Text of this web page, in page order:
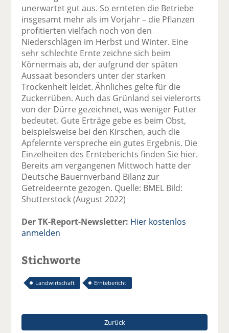
unerwartet gut aus. So ernteten die Betriebe
insgesamt mehr als im Vorjahr – die Pflanzen
profitierten vielfach noch von den
Niederschlägen im Herbst und Winter. Eine
sehr schlechte Ernte zeichne sich beim
Körnermais ab, der aufgrund der späten
Aussaat besonders unter der starken
Trockenheit leidet. Ähnliches gelte für die
Zuckerrüben. Auch das Grünland sei vielerorts
von der Dürre gezeichnet, was weniger Futter
bedeutet. Gute Erträge gebe es beim Obst,
beispielsweise bei den Kirschen, auch die
Apfelernte verspreche ein gutes Ergebnis. Die
Einzelheiten des Ernteberichts finden Sie hier.
Bereits am vergangenen Mittwoch hatte der
Deutsche Bauernverband Bilanz zur
Getreideernte gezogen. Quelle: BMEL Bild:
Shutterstock (August 2022)
Der TK-Report-Newsletter: Hier kostenlos
anmelden
Stichworte
Landwirtschaft Erntebericht
Zurück